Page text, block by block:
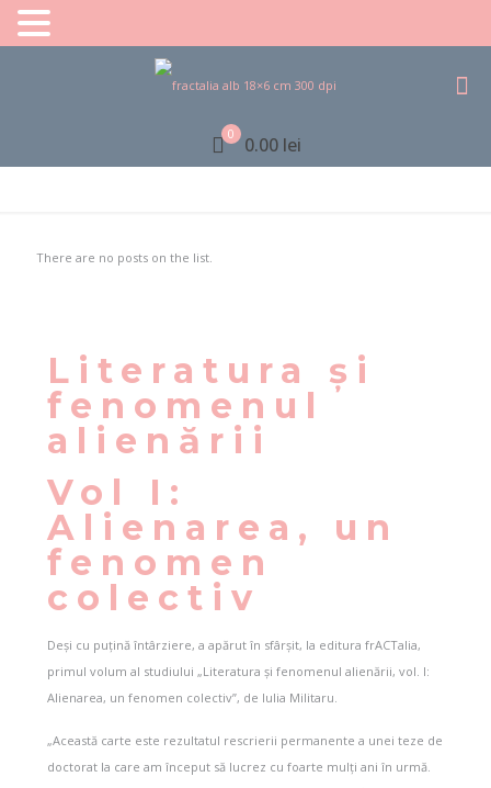
0 0.00 lei
There are no posts on the list.
Literatura și
fenomenul
alienării
Vol I:
Alienarea, un
fenomen
colectiv
Deși cu puțină întârziere, a apărut în sfârșit, la editura frACTalia,
primul volum al studiului „Literatura și fenomenul alienării, vol. I:
Alienarea, un fenomen colectiv”, de Iulia Militaru.
„Această carte este rezultatul rescrierii permanente a unei teze de
doctorat la care am început să lucrez cu foarte mulți ani în urmă.